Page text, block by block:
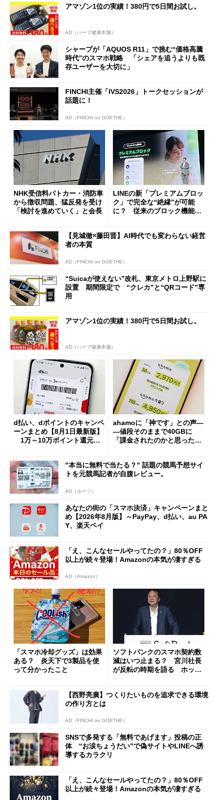
アマゾン1位の実績！380円で5日間お試し。
AD（ハーブ健康本舗）
シャープが「AQUOS R11」で挑む“価格高騰
時代”のスマホ戦略 「シェアを追うよりも既
存ユーザーを大切に」
FINCHI主催「IVS2026」トークセッションが
話題に！
AD（FINCHI on GOETHE）
NHK受信料パトカー・消防車
から徴収問題、猛反発を受け
「検討を進めていく」と会長
LINEの新「プレミアムブロッ
ク」で完全な“絶縁”が可能
に？ 従来のブロック機能と
【見城徹×藤田晋】AI時代でも変わらない経営
者の本質
AD（FINCHI on GOETHE）
“Suicaが使えない”改札、東京メトロ上野駅に
設置 期間限定で “クレカ”と“QRコード”専
用
アマゾン1位の実績！380円で5日間お試し。
AD（ハーブ健康本舗）
d払い、dポイントのキャンペ
ーンまとめ【8月1日最新版】
1万～10万ポイント還元の
ahamoに「神です」との声―
―値段そのままで40GBに
「課金されたのかと思った」
"本当に無料で当たる？" 話題の競馬予想サイ
トを元競馬記者が自腹レビュー。
AD（ルーツ）
あなたの街の「スマホ決済」キャンペーンまと
め【2026年8月版】～PayPay、d払い、au PA
Y、楽天ペイ
「え、こんなセールやってたの？」80％OFF
以上が続々登場！Amazonの本気が凄すぎる
AD（Amazon）
「スマホ冷却グッズ」は効果
ある？ 炎天下で3製品を使
って分かったこと
ソフトバンクのスマホ契約数
減はいつ止まる？ 宮川社長
が反転の時期を語る ホッピ
【西野亮廣】つくりたいものを追求できる環境
の作り方とは
AD（FINCHI on GOETHE）
SNSで多発する「無料であげます」投稿の正
体 “お涙ちょうだい”で偽サイトやLINEへ誘
導するカラクリ
「え、こんなセールやってたの？」80％OFF
以上が続々登場！Amazonの本気が凄すぎる